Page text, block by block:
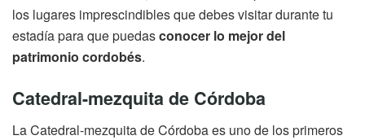
los lugares imprescindibles que debes visitar durante tu
estadía para que puedasconocer lo mejor del
patrimonio cordobés.
Catedral-mezquita de Córdoba
La Catedral-mezquita de Córdoba es uno de los primeros